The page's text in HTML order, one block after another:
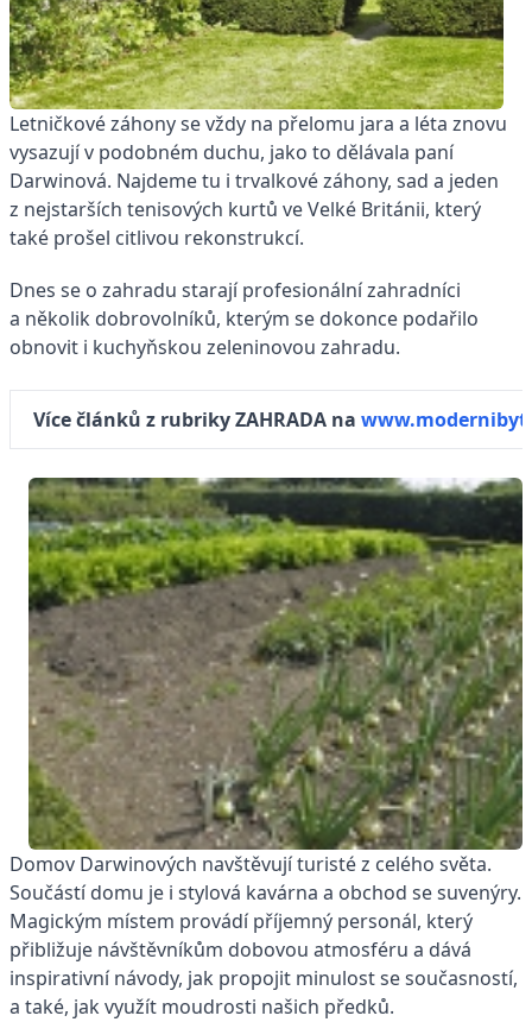
Letničkové záhony se vždy na přelomu jara a léta znovu
vysazují v podobném duchu, jako to dělávala paní
Darwinová. Najdeme tu i trvalkové záhony, sad a jeden
z nejstarších tenisových kurtů ve Velké Británii, který
také prošel citlivou rekonstrukcí.
Dnes se o zahradu starají profesionální zahradníci
a několik dobrovolníků, kterým se dokonce podařilo
obnovit i kuchyňskou zeleninovou zahradu.
Více článků z rubriky ZAHRADA na
Domov Darwinových navštěvují turisté z celého světa.
Součástí domu je i stylová kavárna a obchod se suvenýry.
Magickým místem provádí příjemný personál, který
přibližuje návštěvníkům dobovou atmosféru a dává
inspirativní návody, jak propojit minulost se současností,
a také, jak využít moudrosti našich předků.